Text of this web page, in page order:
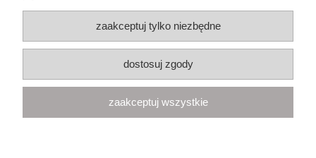
Płatności i dostawa
Informacje
O nas
Your Space| Olimpijska 8, 86-010 Samociążek, woj. kujawsko-
zaakceptuj tylko niezbędne
dostosuj zgody
zaakceptuj wszystkie